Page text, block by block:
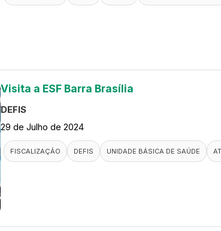
Visita a ESF Barra Brasília
DEFIS
29 de Julho de 2024
FISCALIZAÇÃO DEFIS UNIDADE BÁSICA DE SAÚDE